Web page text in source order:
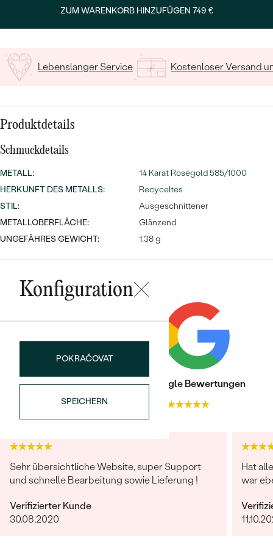
Meistverkaufte
Eheringe
MIT EDELSTEIN
NACH MATERIAL
PLATIN
SILBER
Wave Kollektion
SCHMUCK MIT LAB GROWN
DIAMANTEN
SYMBOLISCH
MINIMALISTISCH
NACH DER FARBE
MASSGEFERTIGTER
Meistverkaufte
Ohrrinnge
LUXURIÖSE
Personalisierte
Halsketten
LUXURIÖSE
Meistverkaufte
Ringe
ANSEHEN
ZUM WARENKORB HINZUFÜGEN 749 €
Lebenslanger Service Kostenloser Versand
Produktdetails
Schmuckdetails
METALL:
14 Karat Roségold 585/1000
HERKUNFT DES METALLS:
Recyceltes
STIL:
Ausgeschnittener
METALLOBERFLÄCHE:
Glänzend
UNGEFÄHRES GEWICHT:
1.38 g
Konfiguration
POKRAČOVAT
SPEICHERN
Trusted shop BewertungenGoogle Bewertungen
Sehr übersichtliche Website, super Support
und schnelle Bearbeitung sowie Lieferung !
Verifizierter Kunde
30.08.2020
Hat
war